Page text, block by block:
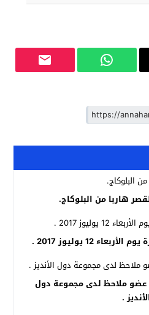
هاربا من البلوكاج.
12 يوليوز 2017 .
ملاحظ لدى مجموعة دول
.